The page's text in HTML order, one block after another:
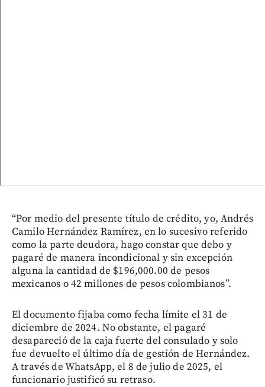
“Por medio del presente título de crédito, yo, Andrés
Camilo Hernández Ramírez, en lo sucesivo referido
como la parte deudora, hago constar que debo y
pagaré de manera incondicional y sin excepción
alguna la cantidad de $196,000.00 de pesos
mexicanos o 42 millones de pesos colombianos”.
El documento fijaba como fecha límite el 31 de
diciembre de 2024. No obstante, el pagaré
desapareció de la caja fuerte del consulado y solo
fue devuelto el último día de gestión de Hernández.
A través de WhatsApp, el 8 de julio de 2025, el
funcionario justificó su retraso.